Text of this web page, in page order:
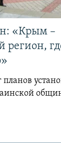
«Крым –
регион,
планов